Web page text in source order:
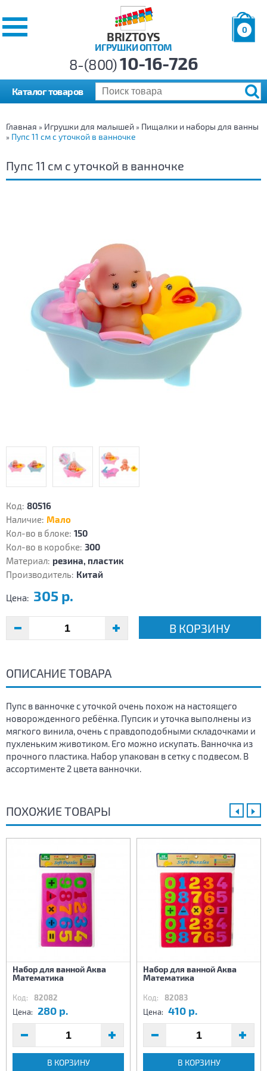
BRIZTOYS
ИГРУШКИ ОПТОМ
0
р.
8-(800)10-16-726
Каталог товаров
Главная » Игрушки для малышей » Пищалки и наборы для ванны
» Пупс 11 см с уточкой в ванночке
Пупс 11 см с уточкой в ванночке
Код: 80516
Наличие: Мало
Кол-во в блоке: 150
Кол-во в коробке: 300
Материал: резина, пластик
Производитель: Китай
Цена: 305 р.
В КОРЗИНУ
ОПИСАНИЕ ТОВАРА
Пупс в ванночке с уточкой очень похож на настоящего
новорожденного ребёнка. Пупсик и уточка выполнены из
мягкого винила, очень с правдоподобными складочками и
пухленьким животиком. Его можно искупать. Ванночка из
прочного пластика. Набор упакован в сетку с подвесом. В
ассортименте 2 цвета ванночки.
ПОХОЖИЕ ТОВАРЫ
Набор для ванной Аква
Математика
Код: 82082
Цена: 280 р.
В КОРЗИНУ
Набор для ванной Аква
Математика
Код: 82083
Цена: 410 р.
В КОРЗИНУ